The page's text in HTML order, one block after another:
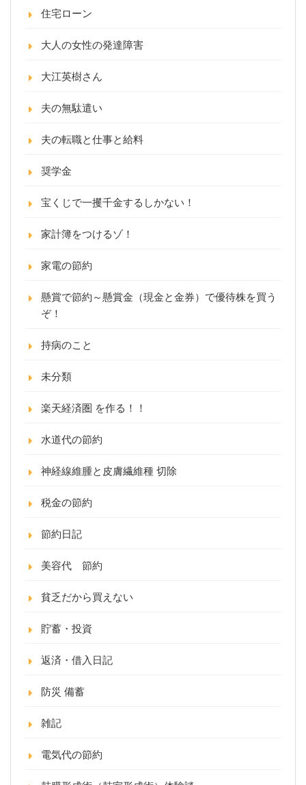
住宅ローン
大人の女性の発達障害
大江英樹さん
夫の無駄遣い
夫の転職と仕事と給料
奨学金
宝くじで一攫千金するしかない！
家計簿をつけるゾ！
家電の節約
懸賞で節約～懸賞金（現金と金券）で優待株を買う
ぞ！
持病のこと
未分類
楽天経済圏 を作る！！
水道代の節約
神経線維腫と皮膚繊維種 切除
税金の節約
節約日記
美容代 節約
貧乏だから買えない
貯蓄・投資
返済・借入日記
防災 備蓄
雑記
電気代の節約